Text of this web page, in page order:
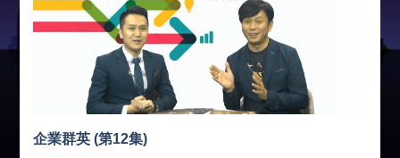
企業群英 (第12集)